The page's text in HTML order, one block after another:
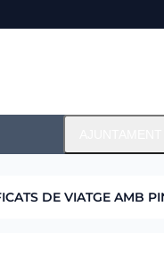
DE VIATGE AMB